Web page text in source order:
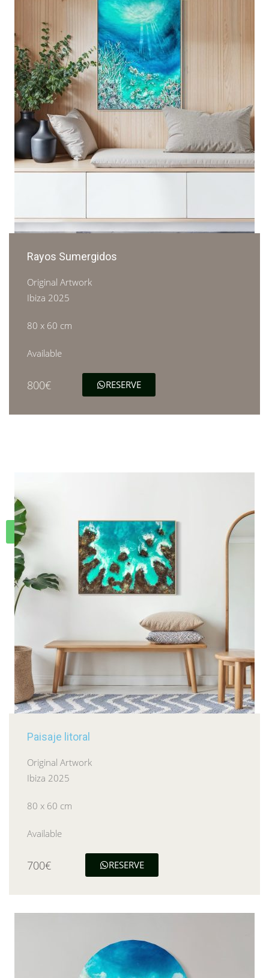
Rayos Sumergidos
Original Artwork
Ibiza 2025
80 x 60 cm
Available
800€ RESERVE
Paisaje litoral
Original Artwork
Ibiza 2025
80 x 60 cm
Available
700€ RESERVE